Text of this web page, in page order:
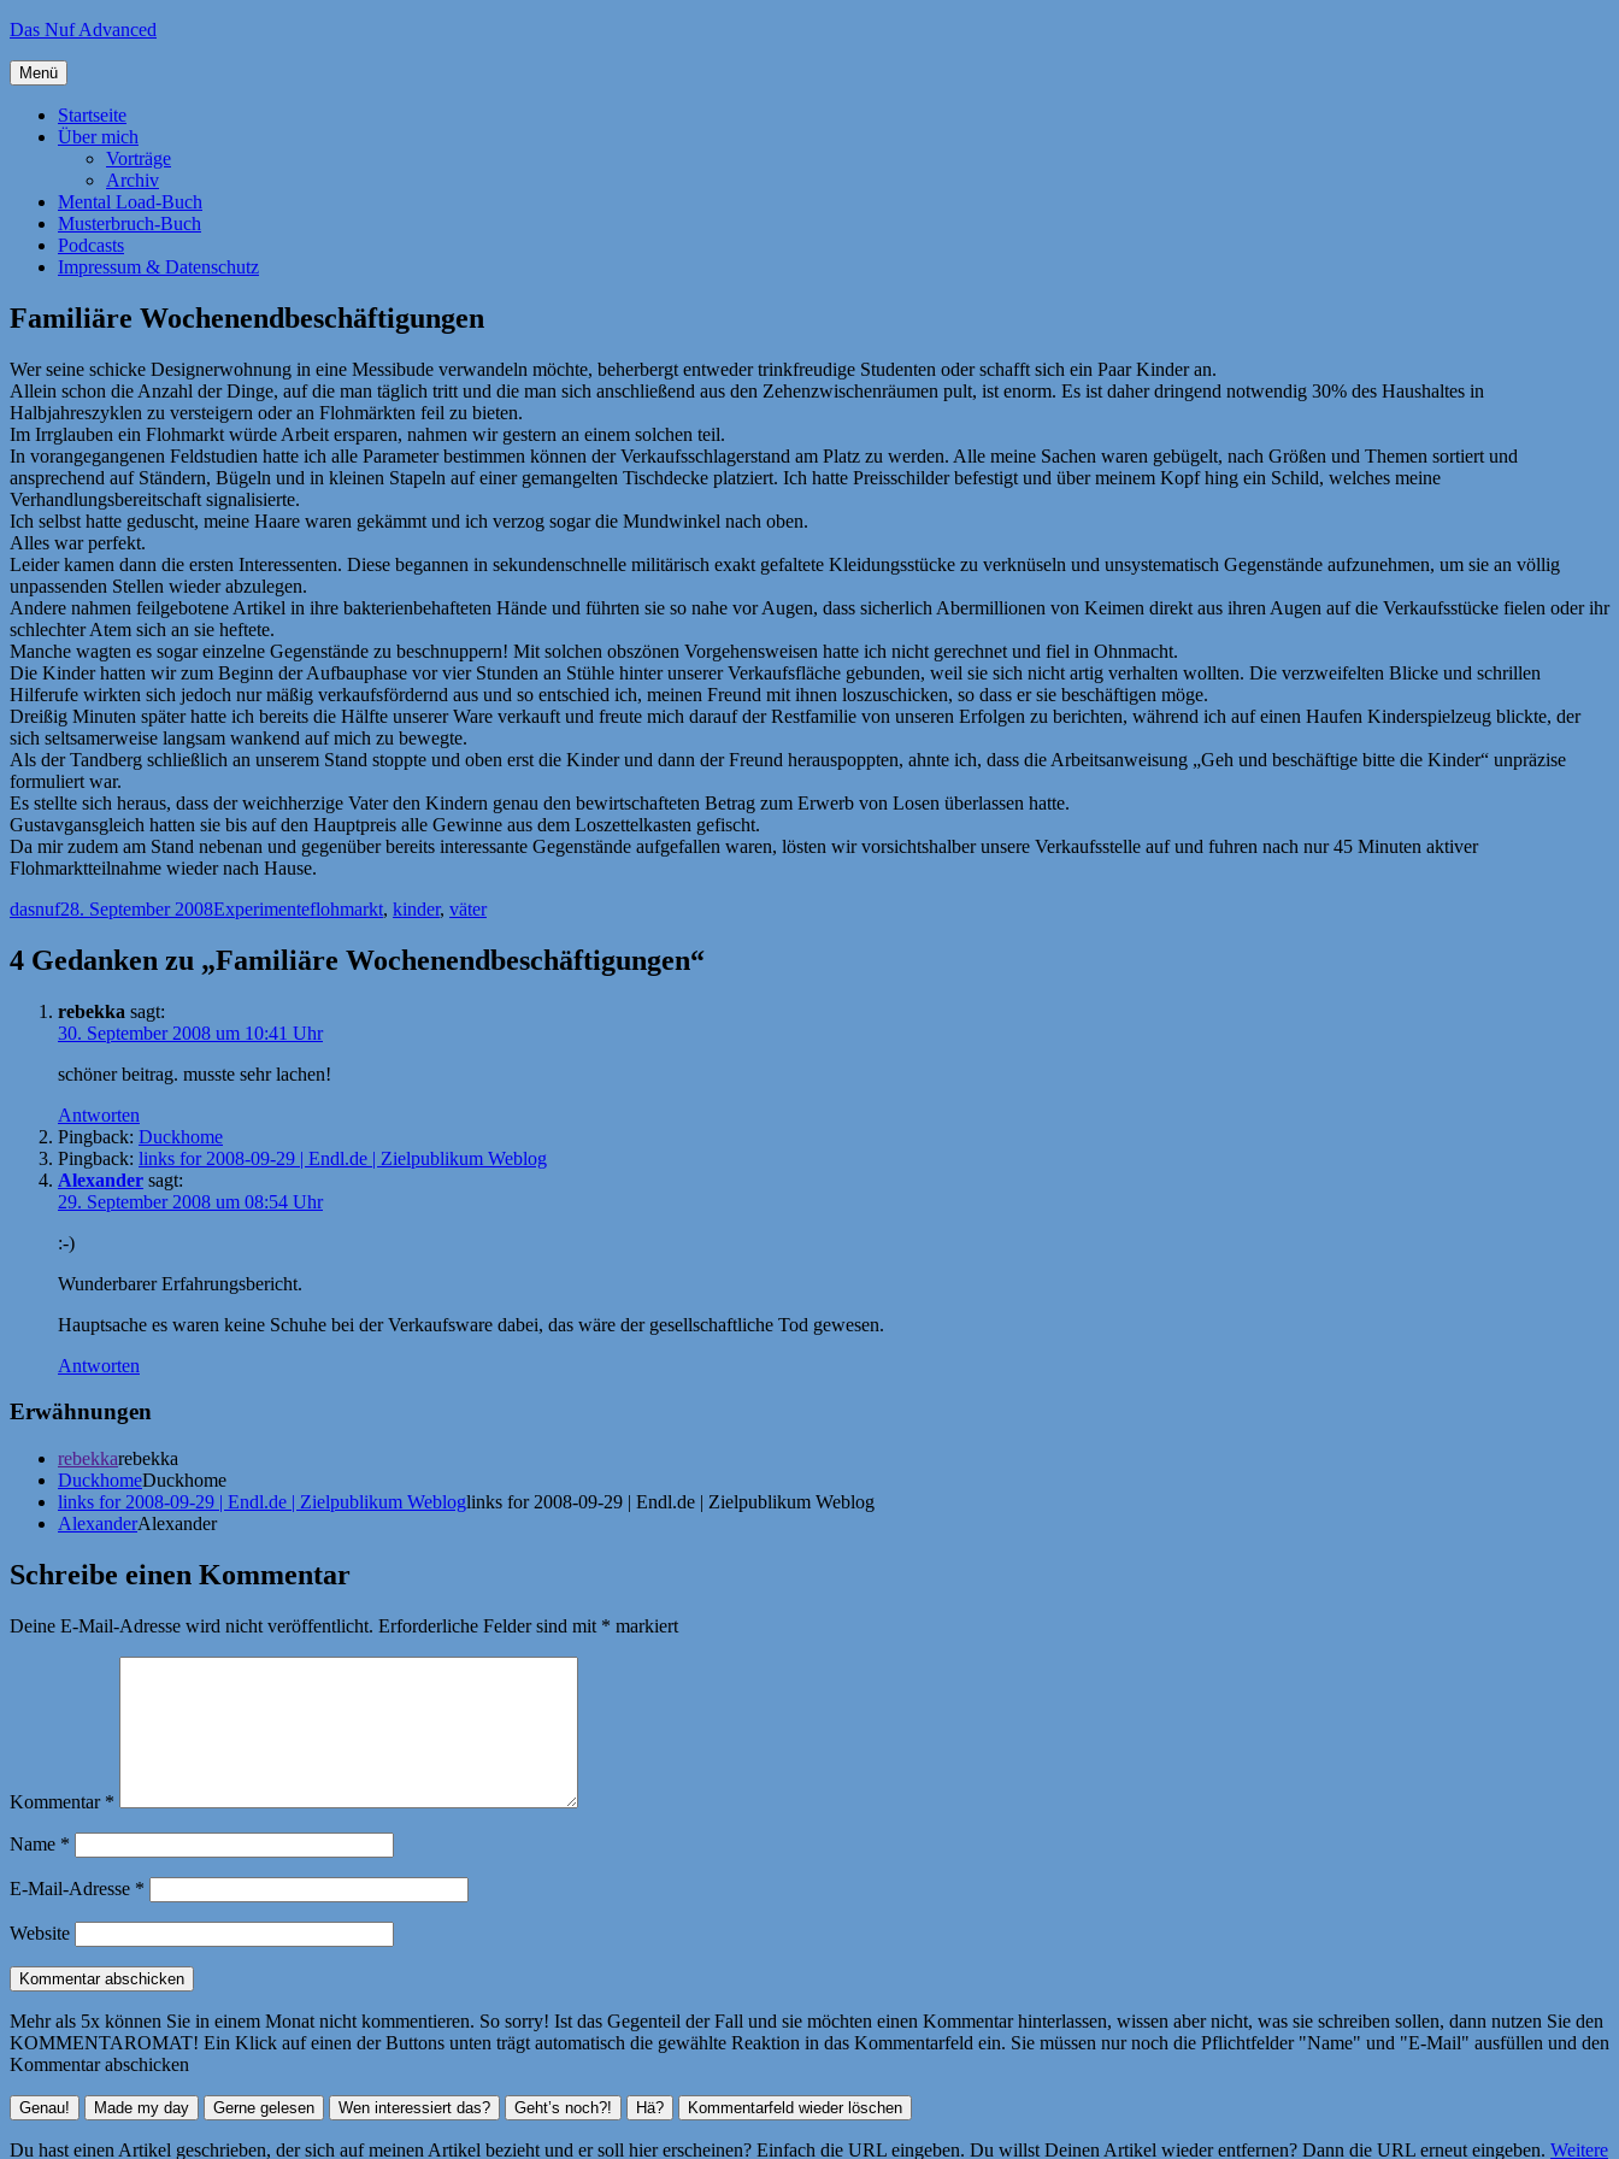
Zum
springen
Das Nuf Advanced
Menü
Startseite
Über mich
Vorträge
Archiv
Mental Load-Buch
Musterbruch-Buch
Podcasts
Impressum & Datenschutz
Familiäre Wochenendbeschäftigungen
Wer seine schicke Designerwohnung in eine Messibude verwandeln möchte, beherbergt entweder trinkfreudige Studenten oder schafft sich ein Paar Kinder an.
Allein schon die Anzahl der Dinge, auf die man täglich tritt und die man sich anschließend aus den Zehenzwischenräumen pult, ist enorm. Es ist daher dringend notwendig 30% des Haushaltes in
Halbjahreszyklen zu versteigern oder an Flohmärkten feil zu bieten.
Im Irrglauben ein Flohmarkt würde Arbeit ersparen, nahmen wir gestern an einem solchen teil.
In vorangegangenen Feldstudien hatte ich alle Parameter bestimmen können der Verkaufsschlagerstand am Platz zu werden. Alle meine Sachen waren gebügelt, nach Größen und Themen sortiert und
ansprechend auf Ständern, Bügeln und in kleinen Stapeln auf einer gemangelten Tischdecke platziert. Ich hatte Preisschilder befestigt und über meinem Kopf hing ein Schild, welches meine
Verhandlungsbereitschaft signalisierte.
Ich selbst hatte geduscht, meine Haare waren gekämmt und ich verzog sogar die Mundwinkel nach oben.
Alles war perfekt.
Leider kamen dann die ersten Interessenten. Diese begannen in sekundenschnelle militärisch exakt gefaltete Kleidungsstücke zu verknüseln und unsystematisch Gegenstände aufzunehmen, um sie an völlig
unpassenden Stellen wieder abzulegen.
Andere nahmen feilgebotene Artikel in ihre bakterienbehafteten Hände und führten sie so nahe vor Augen, dass sicherlich Abermillionen von Keimen direkt aus ihren Augen auf die Verkaufsstücke fielen oder ihr
schlechter Atem sich an sie heftete.
Manche wagten es sogar einzelne Gegenstände zu beschnuppern! Mit solchen obszönen Vorgehensweisen hatte ich nicht gerechnet und fiel in Ohnmacht.
Die Kinder hatten wir zum Beginn der Aufbauphase vor vier Stunden an Stühle hinter unserer Verkaufsfläche gebunden, weil sie sich nicht artig verhalten wollten. Die verzweifelten Blicke und schrillen
Hilferufe wirkten sich jedoch nur mäßig verkaufsfördernd aus und so entschied ich, meinen Freund mit ihnen loszuschicken, so dass er sie beschäftigen möge.
Dreißig Minuten später hatte ich bereits die Hälfte unserer Ware verkauft und freute mich darauf der Restfamilie von unseren Erfolgen zu berichten, während ich auf einen Haufen Kinderspielzeug blickte, der
sich seltsamerweise langsam wankend auf mich zu bewegte.
Als der Tandberg schließlich an unserem Stand stoppte und oben erst die Kinder und dann der Freund herauspoppten, ahnte ich, dass die Arbeitsanweisung „Geh und beschäftige bitte die Kinder“ unpräzise
formuliert war.
Es stellte sich heraus, dass der weichherzige Vater den Kindern genau den bewirtschafteten Betrag zum Erwerb von Losen überlassen hatte.
Gustavgansgleich hatten sie bis auf den Hauptpreis alle Gewinne aus dem Loszettelkasten gefischt.
Da mir zudem am Stand nebenan und gegenüber bereits interessante Gegenstände aufgefallen waren, lösten wir vorsichtshalber unsere Verkaufsstelle auf und fuhren nach nur 45 Minuten aktiver
Flohmarktteilnahme wieder nach Hause.
Autor
dasnufVeröffentlicht
28. September 2008Kategorien
ExperimenteSchlagwörter
flohmarkt, kinder, väter
4 Gedanken zu „Familiäre Wochenendbeschäftigungen“
rebekka sagt:
30. September 2008 um 10:41 Uhr
schöner beitrag. musste sehr lachen!
Antworten
Pingback: Duckhome
Pingback: links for 2008-09-29 | Endl.de | Zielpublikum Weblog
Alexander sagt:
29. September 2008 um 08:54 Uhr
:-)
Wunderbarer Erfahrungsbericht.
Hauptsache es waren keine Schuhe bei der Verkaufsware dabei, das wäre der gesellschaftliche Tod gewesen.
Antworten
Erwähnungen
rebekkarebekka
DuckhomeDuckhome
links for 2008-09-29 | Endl.de | Zielpublikum Webloglinks for 2008-09-29 | Endl.de | Zielpublikum Weblog
AlexanderAlexander
Schreibe einen Kommentar
Deine E-Mail-Adresse wird nicht veröffentlicht. Erforderliche Felder sind mit * markiert
Kommentar *
Name *
E-Mail-Adresse *
Website
Mehr als 5x können Sie in einem Monat nicht kommentieren. So sorry! Ist das Gegenteil der Fall und sie möchten einen Kommentar hinterlassen, wissen aber nicht, was sie schreiben sollen, dann nutzen Sie den
KOMMENTAROMAT! Ein Klick auf einen der Buttons unten trägt automatisch die gewählte Reaktion in das Kommentarfeld ein. Sie müssen nur noch die Pflichtfelder "Name" und "E-Mail" ausfüllen und den
Kommentar abschicken
Du hast einen Artikel geschrieben, der sich auf meinen Artikel bezieht und er soll hier erscheinen? Einfach die URL eingeben. Du willst Deinen Artikel wieder entfernen? Dann die URL erneut eingeben. Weitere